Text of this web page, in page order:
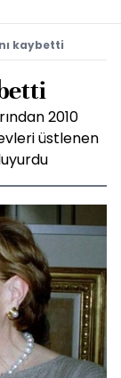
kaybetti
2010
üstlenen